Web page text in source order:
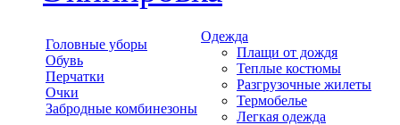
Головные уборы
Обувь
Перчатки
Очки
Забродные комбинезоны
Одежда
Плащи от дождя
Теплые костюмы
Разгрузочные жилеты
Термобелье
Легкая одежда